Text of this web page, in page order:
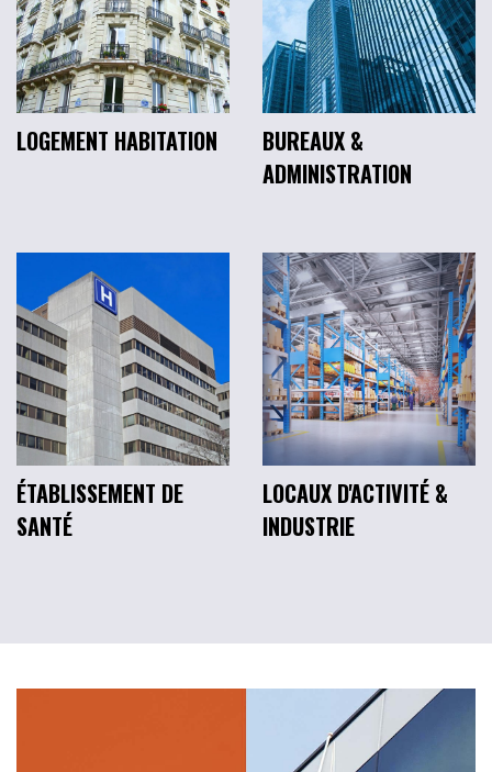
LOGEMENT HABITATION
BUREAUX &
ADMINISTRATION
ÉTABLISSEMENT DE
SANTÉ
LOCAUX D'ACTIVITÉ &
INDUSTRIE